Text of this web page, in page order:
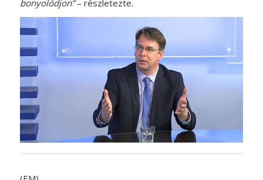
bonyolódjon”– részletezte.